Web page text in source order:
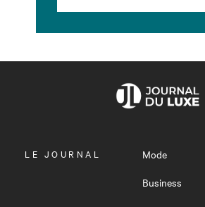
OUVRIR
LE JOURNAL
Mode
Business